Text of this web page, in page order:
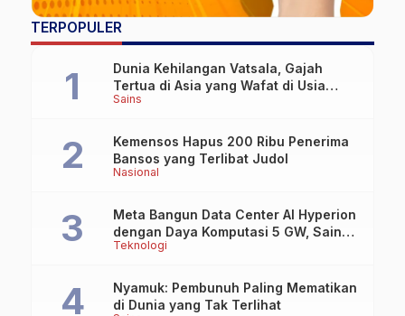
TERPOPULER
Sains
Dunia Kehilangan Vatsala, Gajah
Tertua di Asia yang Wafat di Usia
Lebih dari 100 Tahun
Nasional
Kemensos Hapus 200 Ribu Penerima
Bansos yang Terlibat Judol
Teknologi
Meta Bangun Data Center AI Hyperion
dengan Daya Komputasi 5 GW, Saingi
OpenAI dan Google
Nyamuk: Pembunuh Paling Mematikan
di Dunia yang Tak Terlihat